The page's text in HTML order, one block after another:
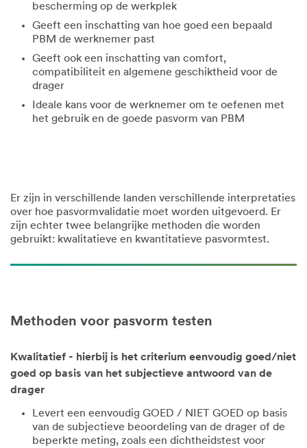
bescherming op de werkplek
Geeft een inschatting van hoe goed een bepaald
PBM de werknemer past
Geeft ook een inschatting van comfort,
compatibiliteit en algemene geschiktheid voor de
drager
Ideale kans voor de werknemer om te oefenen met
het gebruik en de goede pasvorm van PBM
Er zijn in verschillende landen verschillende interpretaties
over hoe pasvormvalidatie moet worden uitgevoerd. Er
zijn echter twee belangrijke methoden die worden
gebruikt: kwalitatieve en kwantitatieve pasvormtest.
Methoden voor pasvorm testen
Kwalitatief - hierbij is het criterium eenvoudig goed/niet
goed op basis van het subjectieve antwoord van de
drager
Levert een eenvoudig GOED / NIET GOED op basis
van de subjectieve beoordeling van de drager of de
beperkte meting, zoals een dichtheidstest voor